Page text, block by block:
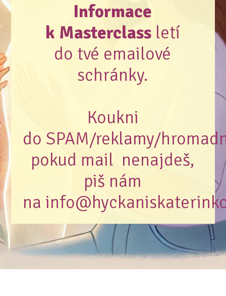
Informace
k Masterclassletí
do tvé emailové
schránky.
Koukni
do SPAM/reklamy/
pokud mail nenajdeš,
piš nám
na